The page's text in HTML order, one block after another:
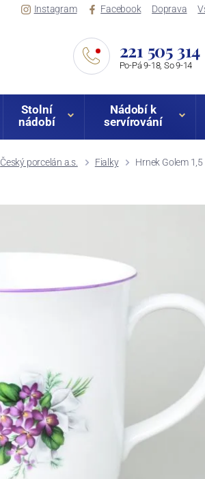
Instagram Facebook Doprava
221 505 314
Po-Pá 9-18, So 9-14
Stolní
nádobí
Nádobí k
servírování
Český porcelán a.s. Fialky Hrnek Golem 1,5